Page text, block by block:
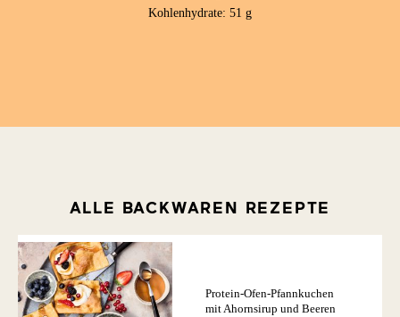
Kohlenhydrate: 51 g
ALLE BACKWAREN REZEPTE
Protein-Ofen-Pfannkuchen
mit Ahornsirup und Beeren